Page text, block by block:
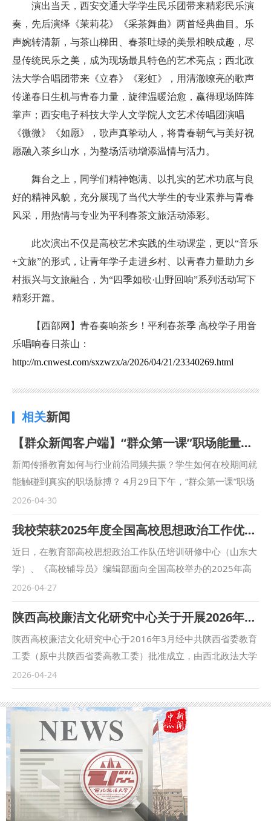
演出当天，西安交通大学学生民乐团带来精彩民乐演
奏，先后演绎《茉莉花》《采茶舞曲》两首经典曲目。乐
声婉转清新，与茶山梯田、春茶吐绿的美景相映成趣，尽
显传统民乐之美，成为现场最具特色的艺术亮点；西北政
法大学合唱团带来《立春》《彩虹》，用清澈嘹亮的歌声
传递春日生机与青春力量，旋律温暖治愈，赢得现场阵阵
掌声；西安电子科技大学人文学院人文艺术传唱团演唱
《微微》《如愿》，歌声真挚动人，将青春朝气与美好祝
愿融入茶乡山水，为整场活动增添温情与活力。
舞台之上，同学们精神饱满、以扎实的艺术功底与良
好的精神风貌，充分展现了当代大学生的专业素养与青春
风采，用热情与专业为平利春茶文旅活动添彩。
此次演出不仅是高校艺术实践的生动课堂，更以“音乐
+文旅”的形式，让青年学子走进乡村、以青春力量助力乡
村振兴与文旅融合，为“四季如歌·山野回响”系列活动写下
精彩开篇。
【西部网】青春奏响茶乡！平利春茶季 高校学子用音
乐唱响春日茶山：
http://m.cnwest.com/sxzwzx/a/2026/04/21/23340269.html
相关新闻
【群众新闻客户端】“群众第一课”职场能量包首场高校行走进西北政法大学
新闻传播教育如何与行业前沿同频共振？学生如何在校期间就
能触碰到真实的职场脉搏？ 4月29日下午，“群众第一课”职场
能量包首场高校行活动走进西北政法大学长安校区。这不是单
向输出的宣讲活动，而是一次媒体、高校与新兴行业之间的深
度“能量交换”。 本次活动由群众新闻网与西北政法大学新闻传
播学院共同主办。作为该系列活动的首次高校之行，首站选择
了西北政法大学新闻传播学院，旨在将主流媒体资源与高校人
才培养深度融合，为在校学子搭建起连接校园与职场的桥梁。
西北政法大学新闻传播学院党委书记王森、院长陈琦，群众新
闻网总编辑沙莎，以及学院和媒体相关负责人出席活动。陕西
子午时空航空技术有限公司总经理冯帅、子午时空无人机培训
学校校长李杰等企业代表也应邀参加。 西北政法大学新闻传
新闻网的互动正是推动产教融合的一次积极尝试。 群众新闻
网总编辑沙莎围绕传媒职业素养与行业前沿趋势展开授课。她
结合自身从业经历，从内容生产逻辑的迭代、主流媒体如何拥
抱新技术等角度切入，与现场师生分享了对当下新闻传播岗位
核心能力的观察。 活动现场穿插了三轮抽奖环节，以轻松互
动调动氛围。奖品均由群众新闻网及合作方提供，涵盖新媒体
工具礼包、行业培训名额等。 除授课与交流外，陕西子午时
2026-04-30
我校荣获2025年度全国高校思想政治工作优秀论文
近日，在教育部高校思想政治工作队伍培训研修中心（山东大
学）、《高校辅导员》编辑部面向全国高校举办的2025年高
校思想政治工作优秀文章征集活动中，我校学工干部余瑞撰写
的《延安精神融入大学生思想政治教育的价值、逻辑与实践进
路》荣获2025年度高校思想政治工作优秀论文。 长期以来，
我校学工干部深入贯彻习近平总书记关于教育的重要论述，坚
持立德树人，以法治特色为育人底色，立足红色文化育人模范
大学建设，构建“红色基因+铸魂育人”红色思政育人体系，将
价值引领深度融入人才培养全流程，为培养时代新人提供保
障。此次论文获奖，是学工干部深耕思政实践的生动体现，彰
显了我校学工队伍建设和思政教育工作的显著成效。 （供
稿：学工部（学生处） 撰稿：余瑞 审核：蒋国纲）
2026-04-27
陕西高校廉洁文化研究中心关于开展2026年“深入推进高校廉洁文化建设”学术征文的启事
陕西高校廉洁文化研究中心于2016年3月经中共陕西省委教育
工委（原中共陕西省委高教工委）批准成立，由西北政法大学
负责日常运行和管理，2023年7月被陕西省教育厅批准为陕西
高校哲学社会科学重点研究基地。中心主要任务是开展高校廉
政理论、廉洁文化、廉洁教育研究，为陕西高校党风廉政建设
和反腐败工作提供咨询服务。近年来，中心在省纪委监委、省
委教育工委、省教育厅、省纪委监委驻省教育厅纪检监察组的
领导和指导下，围绕主要任务积极开展科学研究、人才培养、
社会服务、学术交流等工作，已成为全省高校党风廉政建设和
反腐败工作的理论研究平台、纪检监察工作经验交流平台、廉
洁文化建设宣传推介平台，在全省乃至全国具有较大影响。
2026-04-24